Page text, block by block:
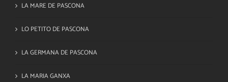
LA MARE DE PASCONA
LO PETITO DE PASCONA
LA GERMANA DE PASCONA
LA MARIA GANXA